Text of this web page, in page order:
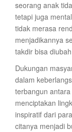
seorang anak
tetapi juga
tidak merasa
menjadikannya
takdir bisa
Dukungan
dalam
terbangun
menciptakan
inspiratif dari
citanya menjadi